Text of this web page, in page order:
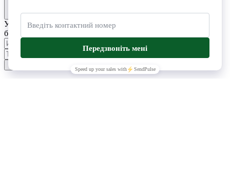
Укажите ваш номер телефона и имя. Мы свяжемся с вами в
ближайшее время.